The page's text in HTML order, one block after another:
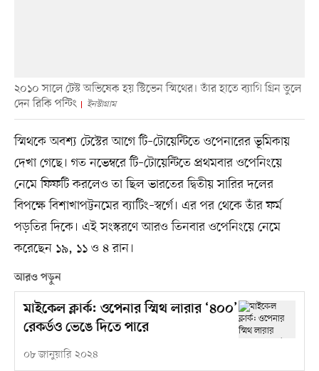
২০১০ সালে টেস্ট অভিষেক হয় স্টিভেন স্মিথের। তাঁর হাতে ব্যাগি গ্রিন তুলে
দেন রিকি পন্টিং
ইনস্টাগ্রাম
স্মিথকে অবশ্য টেস্টের আগে টি–টোয়েন্টিতে ওপেনারের ভূমিকায়
দেখা গেছে। গত নভেম্বরে টি–টোয়েন্টিতে প্রথমবার ওপেনিংয়ে
নেমে ফিফটি করলেও তা ছিল ভারতের দ্বিতীয় সারির দলের
বিপক্ষে বিশাখাপট্টনমের ব্যাটিং–স্বর্গে। এর পর থেকে তাঁর ফর্ম
পড়তির দিকে। এই সংস্করণে আরও তিনবার ওপেনিংয়ে নেমে
করেছেন ১৯, ১১ ও ৪ রান।
আরও পড়ুন
মাইকেল ক্লার্ক: ওপেনার স্মিথ লারার ‘৪০০’
রেকর্ডও ভেঙে দিতে পারে
০৮ জানুয়ারি ২০২৪